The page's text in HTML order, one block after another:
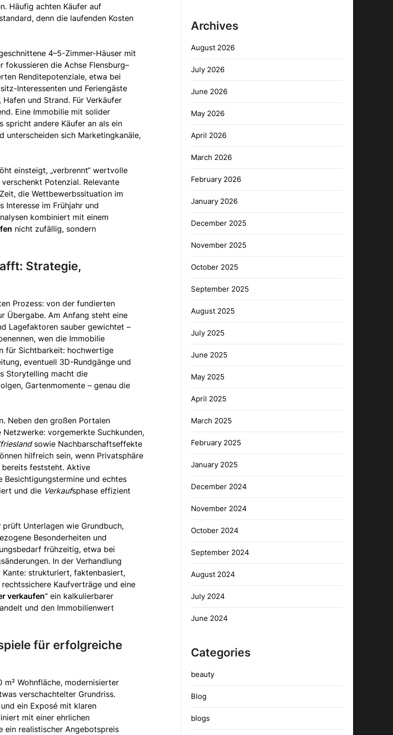
Häufig achten Käufer auf
denn die laufenden Kosten
4–5-Zimmer-Häuser mit
fokussieren die Achse Flensburg–
Renditepotenziale, etwa bei
Interessenten und Feriengäste
und Strand. Für Verkäufer
Eine Immobilie mit solider
spricht andere Käufer an als ein
unterscheiden sich Marketingkanäle,
einsteigt, „verbrennt“ wertvolle
Potenzial. Relevante
die Wettbewerbssituation im
Interesse im Frühjahr und
kombiniert mit einem
nicht zufällig, sondern
Strategie,
Prozess: von der fundierten
Übergabe. Am Anfang steht eine
Lagefaktoren sauber gewichtet –
wen die Immobilie
für Sichtbarkeit: hochwertige
eventuell 3D-Rundgänge und
Storytelling macht die
Gartenmomente – genau die
Neben den großen Portalen
vorgemerkte Suchkunden,
sowie Nachbarschaftseffekte
hilfreich sein, wenn Privatsphäre
feststeht. Aktive
und echtes
und die Verkaufsphase effizient
prüft Unterlagen wie Grundbuch,
Besonderheiten und
frühzeitig, etwa bei
In der Verhandlung
strukturiert, faktenbasiert,
Kaufverträge und eine
verkaufen“ ein kalkulierbarer
und den Immobilienwert
für erfolgreiche
m² Wohnfläche, modernisierter
verschachtelter Grundriss.
ein Exposé mit klaren
mit einer ehrlichen
ein realistischer Angebotspreis
Archives
August 2026
July 2026
June 2026
May 2026
April 2026
March 2026
February 2026
January 2026
December 2025
November 2025
October 2025
September 2025
August 2025
July 2025
June 2025
May 2025
April 2025
March 2025
February 2025
January 2025
December 2024
November 2024
October 2024
September 2024
August 2024
July 2024
June 2024
Categories
beauty
Blog
blogs